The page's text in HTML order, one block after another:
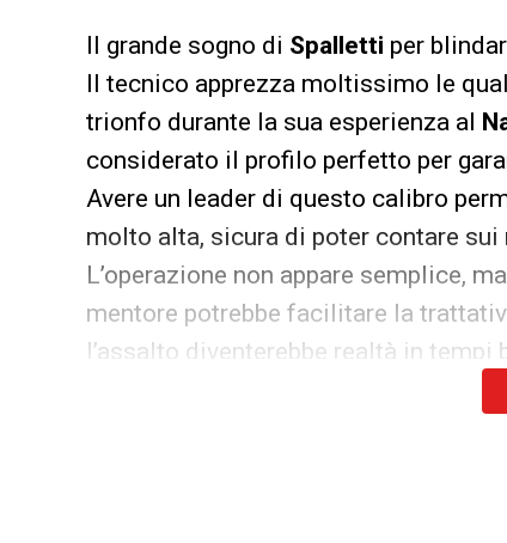
Il grande sogno di Spalletti per
Il tecnico apprezza moltissimo le
trionfo durante la sua esperienza al
considerato il profilo perfetto per
Avere un leader di questo calibro
molto alta, sicura di poter contare
L’operazione non appare semplice,
mentore potrebbe facilitare la
l’assalto diventerebbe realtà in tempi